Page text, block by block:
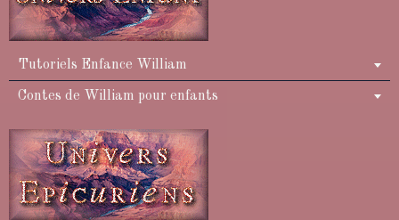
Tutoriels Enfance William
Contes de William pour enfants